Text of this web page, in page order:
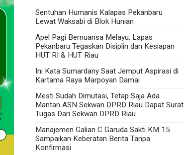
Sentuhan Humanis Kalapas Pekanbaru
Lewat Waksabi di Blok Hunian
Apel Pagi Bernuansa Melayu, Lapas
Pekanbaru Tegaskan Disiplin dan Kesiapan
HUT RI & HUT Riau
Ini Kata Sumardany Saat Jemput Aspirasi di
Kartama Raya Marpoyan Damai
Mesti Sudah Dimutasi, Tetap Saja Ada
Mantan ASN Sekwan DPRD Riau Dapat Surat
Tugas Dari Sekwan DPRD Riau
Manajemen Galian C Garuda Sakti KM 15
Sampaikan Keberatan Berita Tanpa
Konfirmasi